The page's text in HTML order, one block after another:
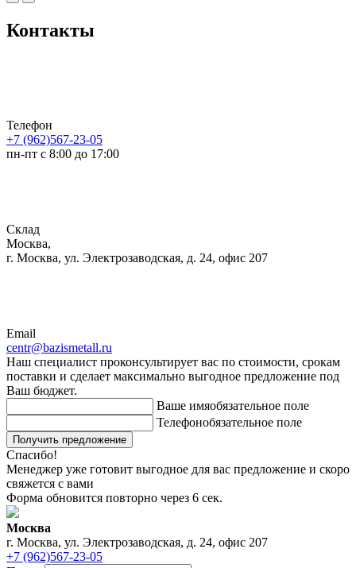
Контакты
Телефон
+7 (962)567-23-05
пн-пт с 8:00 до 17:00
Склад
Москва,
г. Москва, ул. Электрозаводская, д. 24, офис 207
Email
centr@bazismetall.ru
Наш специалист проконсультирует вас по стоимости, срокам
поставки и сделает максимально выгодное предложение под
Ваш бюджет.
Ваше имяобязательное поле
Телефонобязательное поле
Получить предложение
Спасибо!
Менеджер уже готовит выгодное для вас предложение и скоро
свяжется с вами
Форма обновится повторно через 6 сек.
Москва
г. Москва, ул. Электрозаводская, д. 24, офис 207
+7 (962)567-23-05